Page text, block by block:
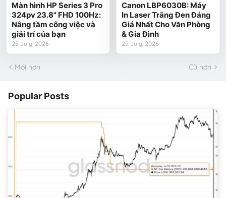
Màn hình HP Series 3 Pro
324pv 23.8" FHD 100Hz:
Nâng tầm công việc và
giải trí của bạn
25 July, 2026
Canon LBP6030B: Máy
In Laser Trắng Đen Đáng
Giá Nhất Cho Văn Phòng
& Gia Đình
25 July, 2026
Mới hơn Cũ hơn
Popular Posts